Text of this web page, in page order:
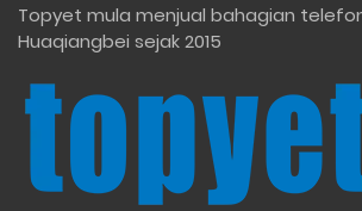
Topyet mula menjual bahagian telefon
Huaqiangbei sejak 2015